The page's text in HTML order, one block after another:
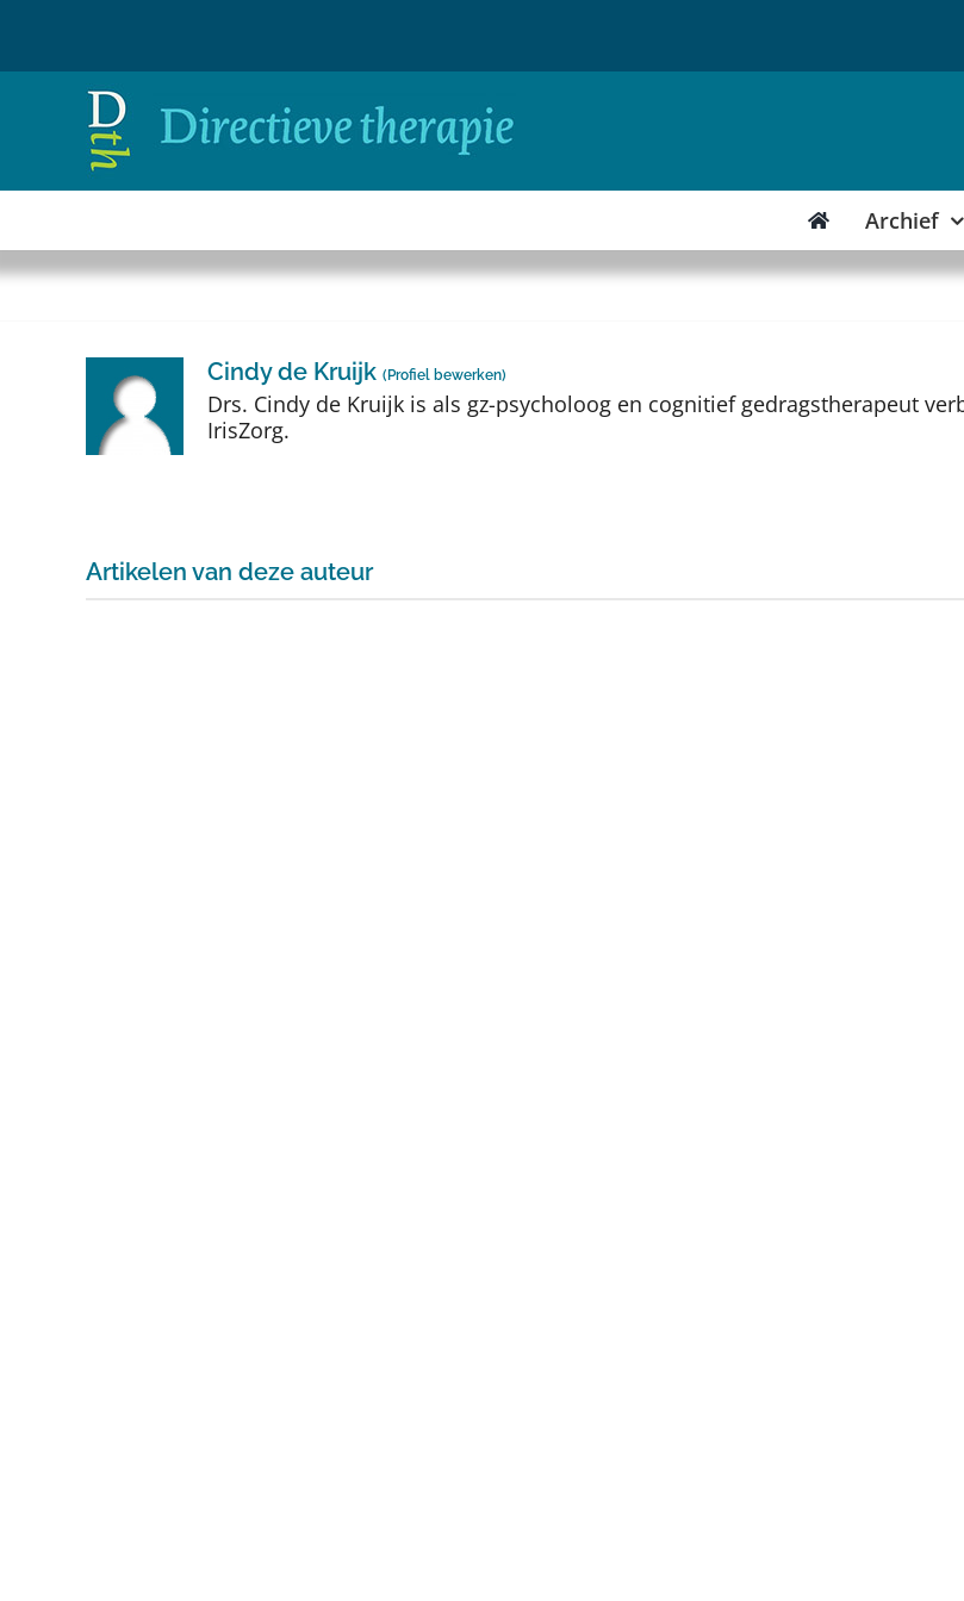
inhoud
Archief
Cindy de Kruijk ( Profiel bewerken)
Drs. Cindy de Kruijk is als gz-psycholoog en cognitief gedragstherapeut
IrisZorg.
Artikelen van deze auteur